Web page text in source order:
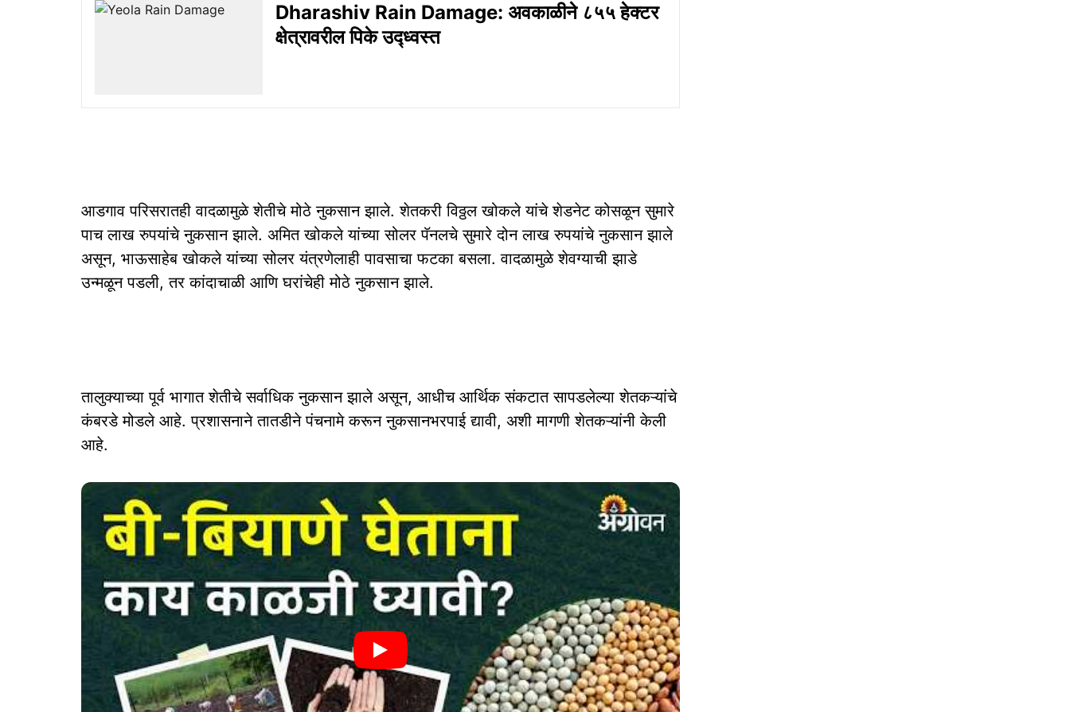
Dharashiv Rain Damage: अवकाळीने ८५५ हेक्टर
क्षेत्रावरील पिके उद्ध्वस्त
आडगाव परिसरातही वादळामुळे शेतीचे मोठे नुकसान झाले. शेतकरी विठ्ठल खोकले यांचे शेडनेट कोसळून सुमारे
पाच लाख रुपयांचे नुकसान झाले. अमित खोकले यांच्या सोलर पॅनलचे सुमारे दोन लाख रुपयांचे नुकसान झाले
असून, भाऊसाहेब खोकले यांच्या सोलर यंत्रणेलाही पावसाचा फटका बसला. वादळामुळे शेवग्याची झाडे
उन्मळून पडली, तर कांदाचाळी आणि घरांचेही मोठे नुकसान झाले.
तालुक्याच्या पूर्व भागात शेतीचे सर्वाधिक नुकसान झाले असून, आधीच आर्थिक संकटात सापडलेल्या शेतकऱ्यांचे
कंबरडे मोडले आहे. प्रशासनाने तातडीने पंचनामे करून नुकसानभरपाई द्यावी, अशी मागणी शेतकऱ्यांनी केली
आहे.